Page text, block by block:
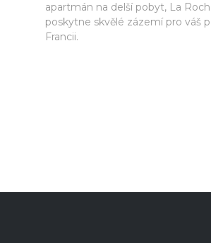
apartmán na delší pobyt, La
poskytne skvělé zázemí pro váš
Francii.